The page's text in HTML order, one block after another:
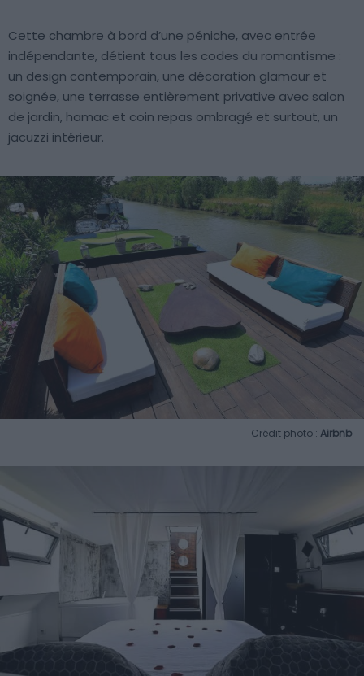
Cette chambre à bord d’une péniche, avec entrée
indépendante, détient tous les codes du romantisme :
un design contemporain, une décoration glamour et
soignée, une terrasse entièrement privative avec salon
de jardin, hamac et coin repas ombragé et surtout, un
jacuzzi intérieur.
Crédit photo : Airbnb